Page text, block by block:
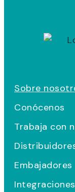
Sobre
Conócenos
Trabaja con
Embajadores